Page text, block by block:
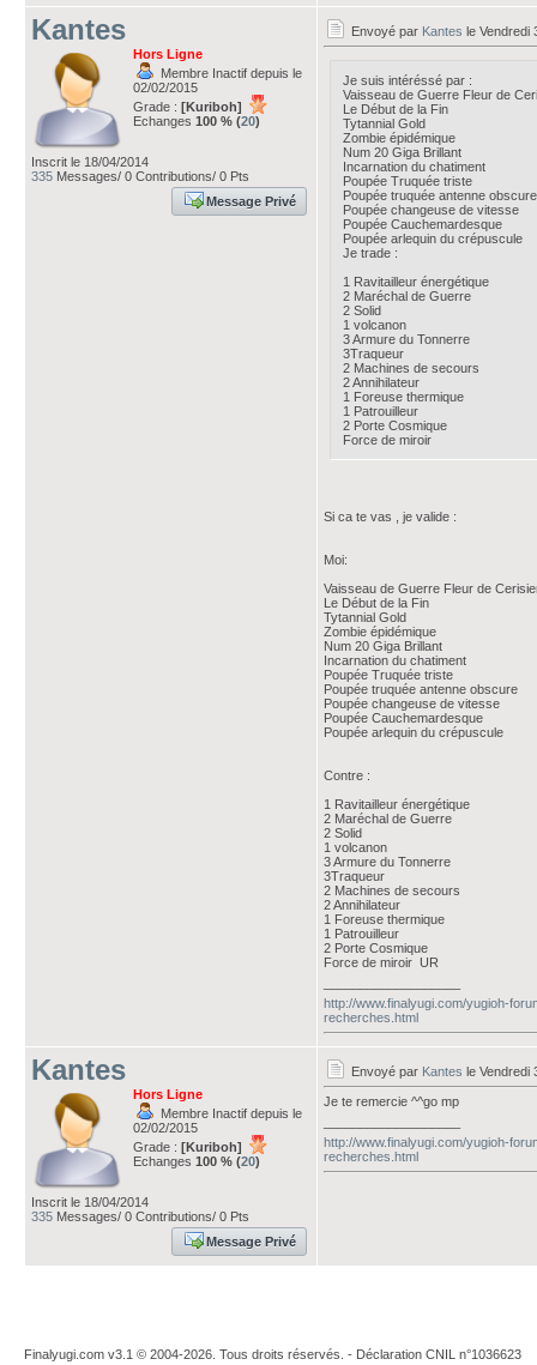
Kantes
Hors Ligne
Membre Inactif depuis le
02/02/2015
Grade : [Kuriboh]
Echanges 100 % (20)
Inscrit le 18/04/2014
335 Messages/ 0 Contributions/ 0 Pts
Message Privé
Envoyé par Kantes le Vendredi
Je suis intéréssé par :
Vaisseau de Guerre Fleur de
Le Début de la Fin
Tytannial Gold
Zombie épidémique
Num 20 Giga Brillant
Incarnation du chatiment
Poupée Truquée triste
Poupée truquée antenne obscure
Poupée changeuse de vitesse
Poupée Cauchemardesque
Poupée arlequin du crépuscule
Je trade :
1 Ravitailleur énergétique
2 Maréchal de Guerre
2 Solid
1 volcanon
3 Armure du Tonnerre
3Traqueur
2 Machines de secours
2 Annihilateur
1 Foreuse thermique
1 Patrouilleur
2 Porte Cosmique
Force de miroir
Si ca te vas , je valide :
Moi:
Vaisseau de Guerre Fleur de
Le Début de la Fin
Tytannial Gold
Zombie épidémique
Num 20 Giga Brillant
Incarnation du chatiment
Poupée Truquée triste
Poupée truquée antenne obscure
Poupée changeuse de vitesse
Poupée Cauchemardesque
Poupée arlequin du crépuscule
Contre :
1 Ravitailleur énergétique
2 Maréchal de Guerre
2 Solid
1 volcanon
3 Armure du Tonnerre
3Traqueur
2 Machines de secours
2 Annihilateur
1 Foreuse thermique
1 Patrouilleur
2 Porte Cosmique
Force de miroir UR
http://www.finalyugi.com/yugioh-
recherches.html
Kantes
Hors Ligne
Membre Inactif depuis le
02/02/2015
Grade : [Kuriboh]
Echanges 100 % (20)
Inscrit le 18/04/2014
335 Messages/ 0 Contributions/ 0 Pts
Message Privé
Envoyé par Kantes le Vendredi
Je te remercie ^^go mp
http://www.finalyugi.com/yugioh-
recherches.html
Finalyugi.com v3.1 © 2004-2026. Tous droits réservés. - Déclaration CNIL n°1036623